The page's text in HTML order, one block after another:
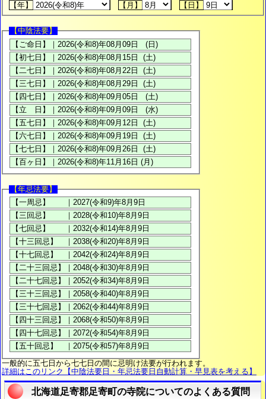
【年】
【月】 【日】
【中陰法要】
【年忌法要】
一般的に五七日から七七日の間に忌明け法要が行われます。
詳細はこのリンク【中陰法要日・年忌法要日自動計算・早見表を考える】
北海道足寄郡足寄町の寺院についてのよくある質問